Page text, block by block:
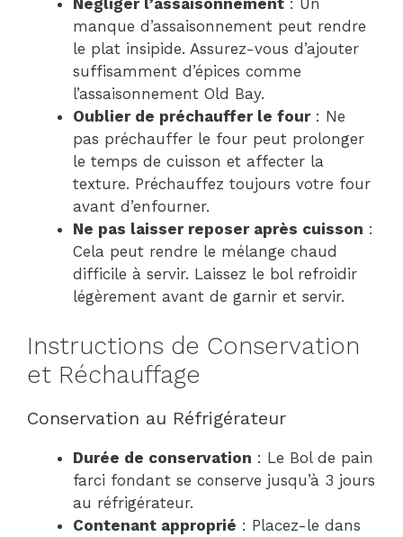
Négliger l’assaisonnement : Un
manque d’assaisonnement peut rendre
le plat insipide. Assurez-vous d’ajouter
suffisamment d’épices comme
l’assaisonnement Old Bay.
Oublier de préchauffer le four: Ne
pas préchauffer le four peut prolonger
le temps de cuisson et affecter la
texture. Préchauffez toujours votre four
avant d’enfourner.
Ne pas laisser reposer après cuisson :
Cela peut rendre le mélange chaud
difficile à servir. Laissez le bol refroidir
légèrement avant de garnir et servir.
Instructions de Conservation
et Réchauffage
Conservation au Réfrigérateur
Durée de conservation : Le Bol de pain
farci fondant se conserve jusqu’à 3 jours
au réfrigérateur.
Contenant approprié : Placez-le dans